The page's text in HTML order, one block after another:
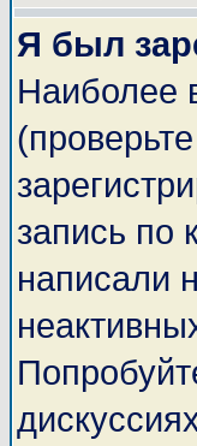
Я был
Наиболее
запись по
написали